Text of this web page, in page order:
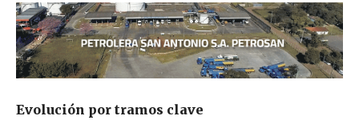
Evolución por tramos clave